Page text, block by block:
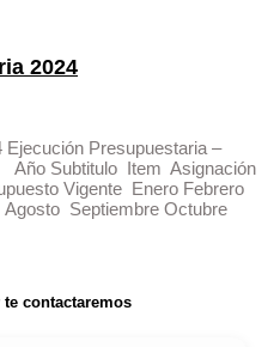
2024
Ejecución Presupuestaria –
Item Asignación
Vigente Enero Febrero
Septiembre Octubre
contactaremos